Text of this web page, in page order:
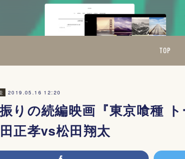
TOP
2019.05.16 12:20
りの続編映画『東京喰種 ト
正孝vs松田翔太